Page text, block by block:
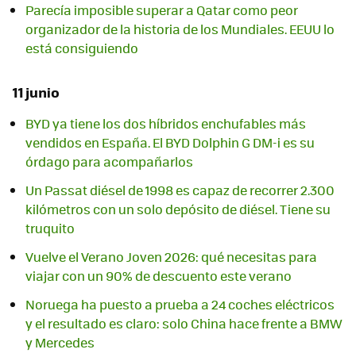
Parecía imposible superar a Qatar como peor
organizador de la historia de los Mundiales. EEUU lo
está consiguiendo
11 junio
BYD ya tiene los dos híbridos enchufables más
vendidos en España. El BYD Dolphin G DM-i es su
órdago para acompañarlos
Un Passat diésel de 1998 es capaz de recorrer 2.300
kilómetros con un solo depósito de diésel. Tiene su
truquito
Vuelve el Verano Joven 2026: qué necesitas para
viajar con un 90% de descuento este verano
Noruega ha puesto a prueba a 24 coches eléctricos
y el resultado es claro: solo China hace frente a BMW
y Mercedes